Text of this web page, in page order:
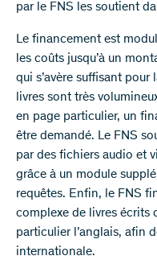
par le FNS les soutient
Le financement est
les coûts jusqu’à un
qui s’avère suffisant
livres sont très
en page particulier, un
être demandé. Le FNS
par des fichiers audio et
grâce à un module
requêtes. Enfin, le FNS
complexe de livres écrits
particulier l’anglais, afin
internationale.